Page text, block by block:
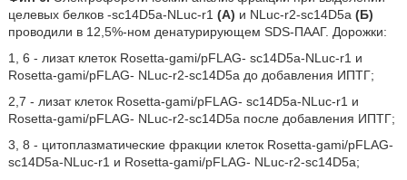
целевых белков -sc14D5a-NLuc-r1 (А) и NLuc-r2-sc14D5a (Б)
проводили в 12,5%-ном денатурирующем SDS-ПААГ. Дорожки:
1, 6 - лизат клеток Rosetta-gami/pFLAG- sc14D5a-NLuc-r1 и
Rosetta-gami/pFLAG- NLuc-r2-sc14D5a до добавления ИПТГ;
2,7 - лизат клеток Rosetta-gami/pFLAG- sc14D5a-NLuc-r1 и
Rosetta-gami/pFLAG- NLuc-r2-sc14D5a после добавления ИПТГ;
3, 8 - цитоплазматические фракции клеток Rosetta-gami/pFLAG-
sc14D5a-NLuc-r1 и Rosetta-gami/pFLAG- NLuc-r2-sc14D5a;